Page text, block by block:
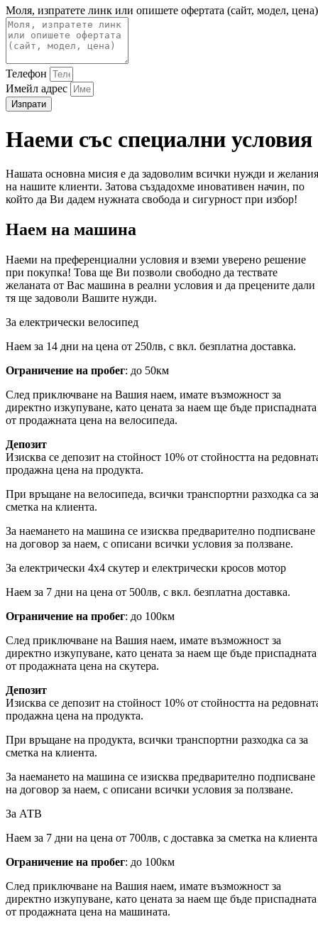
Моля, изпратете линк или опишете офертата (сайт, модел, цена)
Телефон
Имейл адрес
Изпрати
Наеми със специални условия
Нашата основна мисия е да задоволим всички нужди и желания
на нашите клиенти. Затова създадохме иновативен начин, по
който да Ви дадем нужната свобода и сигурност при избор!
Наем на машина
Наеми на преференциални условия и вземи уверено решение
при покупка! Това ще Ви позволи свободно да тествате
желаната от Вас машина в реални условия и да прецените дали
тя ще задоволи Вашите нужди.
За електрически велосипед
Наем за 14 дни на цена от 250лв, с вкл. безплатна доставка.
Ограничение на пробег: до 50км
След приключване на Вашия наем, имате възможност за
директно изкупуване, като цената за наем ще бъде приспадната
от продажната цена на велосипеда.
Депозит
Изисква се депозит на стойност 10% от стойността на
продажна цена на продукта.
При връщане на велосипеда, всички транспортни разходка са за
сметка на клиента.
За наемането на машина се изисква предварително подписване
на договор за наем, с описани всички условия за ползване.
За електрически 4х4 скутер и електрически кросов мотор
Наем за 7 дни на цена от 500лв, с вкл. безплатна доставка.
Ограничение на пробег: до 100км
След приключване на Вашия наем, имате възможност за
директно изкупуване, като цената за наем ще бъде приспадната
от продажната цена на скутера.
Депозит
Изисква се депозит на стойност 10% от стойността на
продажна цена на продукта.
При връщане на продукта, всички транспортни разходка са за
сметка на клиента.
За наемането на машина се изисква предварително подписване
на договор за наем, с описани всички условия за ползване.
За АТВ
Наем за 7 дни на цена от 700лв, с доставка за сметка на
Ограничение на пробег: до 100км
След приключване на Вашия наем, имате възможност за
директно изкупуване, като цената за наем ще бъде приспадната
от продажната цена на машината.